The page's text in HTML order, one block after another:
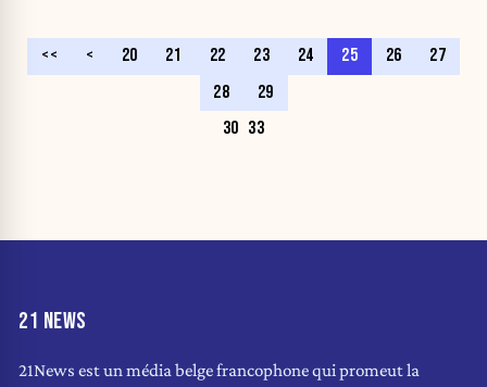
<< < 20 21 22 23 24 25 26
27
28
29
30 33
21 NEWS
21News est un média belge francophone qui promeut la